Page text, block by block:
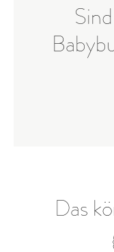
Das